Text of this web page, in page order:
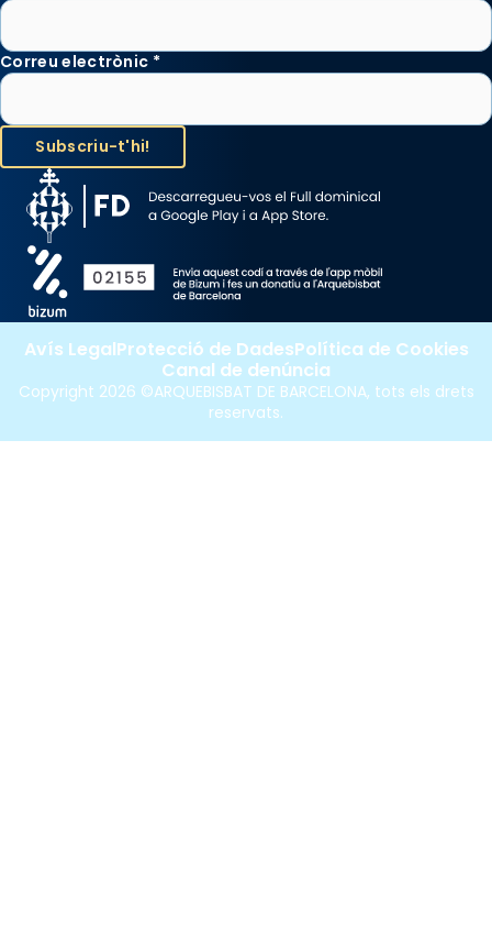
Correu electrònic *
Copyright 2026 ©ARQUEBISBAT DE BARCELONA, tots els drets
reservats.
Avís LegalProtecció de DadesPolítica de Cookies
Canal de denúncia